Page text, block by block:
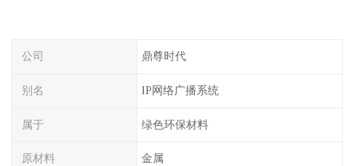
公司 鼎尊时代
别名 IP网络广播系统
属于 绿色环保材料
原材料 金属